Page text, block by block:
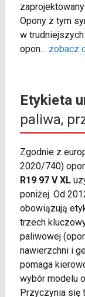
Opony z tym
w
opon... zobacz
Etykieta
paliwa,
Zgodnie z
2020/740)
R19 97 V XL
poniżej. Od
obowiązują
trzech
paliwowej
nawierzchni i
pomaga
wybór modelu
Przyczynia się